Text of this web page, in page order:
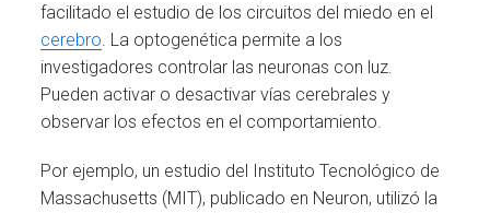
facilitado el estudio de los circuitos del miedo en el
cerebro. La optogenética permite a los
investigadores controlar las neuronas con luz.
Pueden activar o desactivar vías cerebrales y
observar los efectos en el comportamiento.
Por ejemplo, un estudio del Instituto Tecnológico de
Massachusetts (MIT), publicado en Neuron, utilizó la